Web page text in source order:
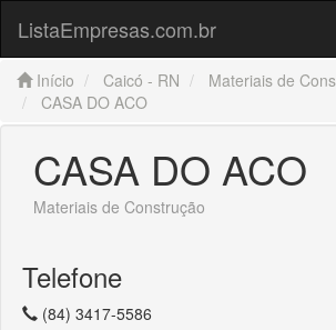
ListaEmpresas.com.br
Início Caicó - RN
Materiais de
CASA DO ACO
CASA DO ACO
Materiais de Construção
Telefone
(84) 3417-5586